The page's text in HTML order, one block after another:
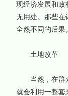
现经济发展和政
无用处。那些在
全然不同的后果。
土地改革
当然，在群众
就会利用一整